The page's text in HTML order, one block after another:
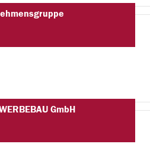
GmbH